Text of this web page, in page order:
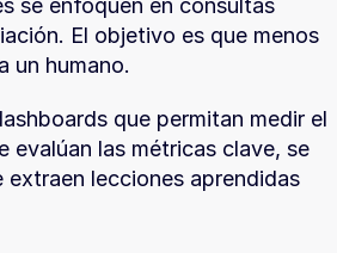
se enfoquen en consultas
El objetivo es que menos
un humano.
que permitan medir el
evalúan las métricas clave, se
extraen lecciones aprendidas